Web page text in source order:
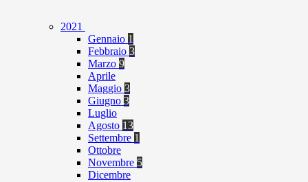
2021
Gennaio 1
Febbraio 3
Marzo 9
Aprile
Maggio 3
Giugno 3
Luglio
Agosto 13
Settembre 1
Ottobre
Novembre 5
Dicembre